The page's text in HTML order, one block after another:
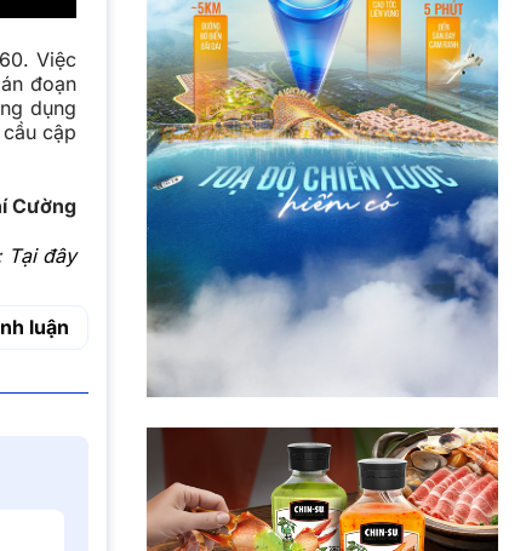
Việc
đoạn
dụng
cập
Cường
Tại đây
luận